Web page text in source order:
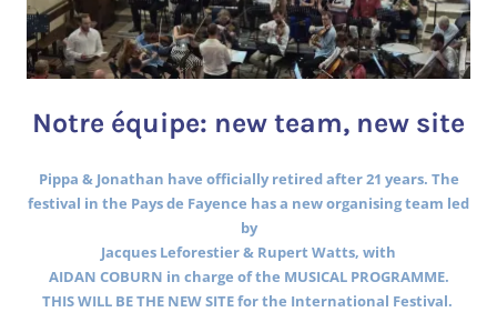
Notre équipe: new team, new site
Pippa & Jonathan have officially retired after 21 years. The
festival in the Pays de Fayence has a new organising team led
by
Jacques Leforestier & Rupert Watts, with
AIDAN COBURN in charge of the MUSICAL PROGRAMME.
THIS WILL BE THE NEW SITE for the International Festival.